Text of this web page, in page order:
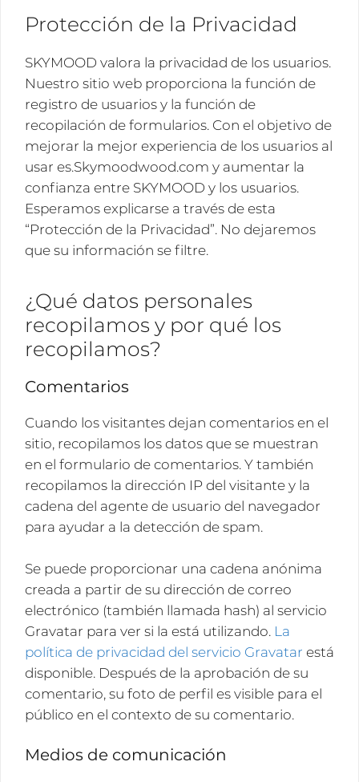
Protección de la Privacidad
SKYMOOD valora la privacidad de los usuarios.
Nuestro sitio web proporciona la función de
registro de usuarios y la función de
recopilación de formularios. Con el objetivo de
mejorar la mejor experiencia de los usuarios al
usar es.Skymoodwood.com y aumentar la
confianza entre SKYMOOD y los usuarios.
Esperamos explicarse a través de esta
“Protección de la Privacidad”. No dejaremos
que su información se filtre.
¿Qué datos personales
recopilamos y por qué los
recopilamos?
Comentarios
Cuando los visitantes dejan comentarios en el
sitio, recopilamos los datos que se muestran
en el formulario de comentarios. Y también
recopilamos la dirección IP del visitante y la
cadena del agente de usuario del navegador
para ayudar a la detección de spam.
Se puede proporcionar una cadena anónima
creada a partir de su dirección de correo
electrónico (también llamada hash) al servicio
Gravatar para ver si la está utilizando. La
política de privacidad del servicio Gravatar está
disponible. Después de la aprobación de su
comentario, su foto de perfil es visible para el
público en el contexto de su comentario.
Medios de comunicación